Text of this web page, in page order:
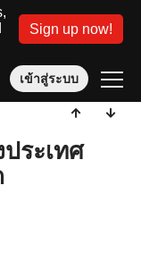
Sign up now!
เข้าสู่ระบบ
ระเทศ